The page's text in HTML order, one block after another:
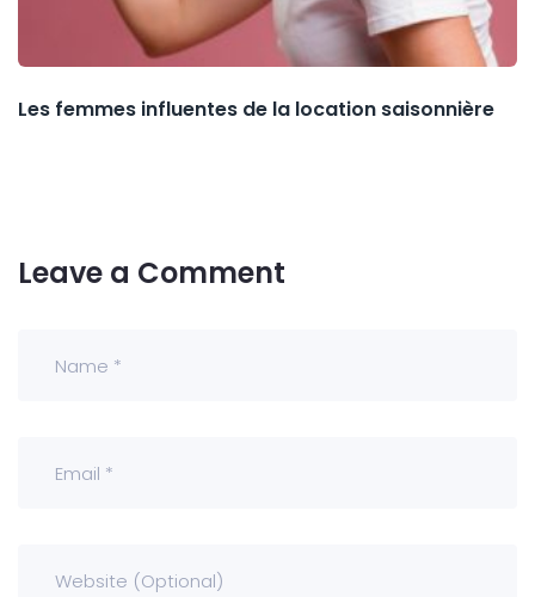
Les femmes influentes de la location saisonnière
Leave a Comment